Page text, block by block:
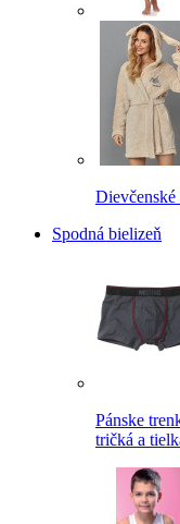
Dievčenské
Spodná bielizeň
Pánske
tričká a